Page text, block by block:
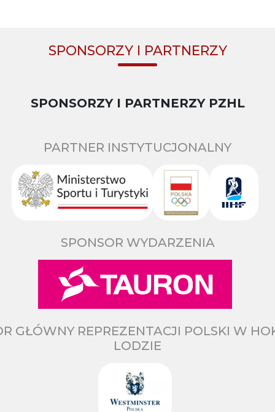
SPONSORZY I PARTNERZY
SPONSORZY I PARTNERZY PZHL
PARTNER INSTYTUCJONALNY
SPONSOR WYDARZENIA
GŁÓWNY REPREZENTACJI POLSKI W
LODZIE